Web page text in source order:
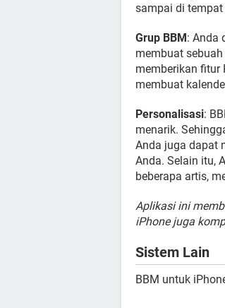
sampai di
Grup BBM: Anda
membuat
memberikan fitur
membuat
Personalisasi:
menarik.
Anda juga dapat
Anda. Selain itu,
beberapa artis,
Aplikasi ini
iPhone juga
Sistem Lain
BBM untuk